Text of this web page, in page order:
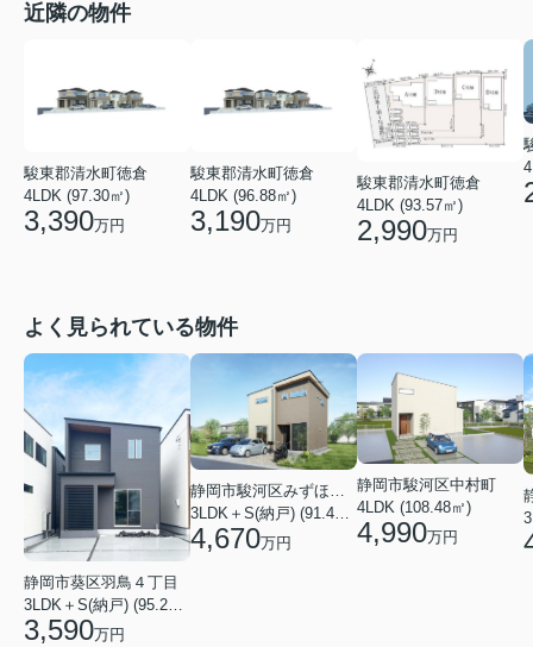
近隣の物件
駿東郡清水町徳倉
4LDK (97.30㎡)
3,390万円
駿東郡清水町徳倉
4LDK (96.88㎡)
3,190万円
駿東郡清水町徳倉
4LDK (93.57㎡)
2,990万円
よく見られている物件
静岡市葵区羽鳥４丁目
3,590万円
4,670万円
静岡市駿河区中村町
4LDK (108.48㎡)
4,990万円